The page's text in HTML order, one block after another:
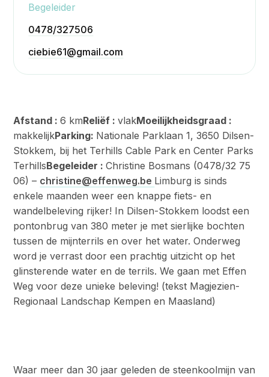
Afstand :6 kmReliëf :vlakMoeilijkheidsgraad :
makkelijkParking: Nationale Parklaan 1, 3650 Dilsen-
Stokkem, bij het Terhills Cable Park en Center Parks
TerhillsBegeleider :Christine Bosmans (0478/32 75
06) – christine@effenweg.be Limburg is sinds
enkele maanden weer een knappe fiets- en
wandelbeleving rijker! In Dilsen-Stokkem loodst een
pontonbrug van 380 meter je met sierlijke bochten
tussen de mijnterrils en over het water. Onderweg
word je verrast door een prachtig uitzicht op het
glinsterende water en de terrils. We gaan met Effen
Weg voor deze unieke beleving! (tekst Magjezien-
Regionaal Landschap Kempen en Maasland)
Waar meer dan 30 jaar geleden de steenkoolmijn van
Bekijken
Begeleider
0478/327506
ciebie61@gmail.com